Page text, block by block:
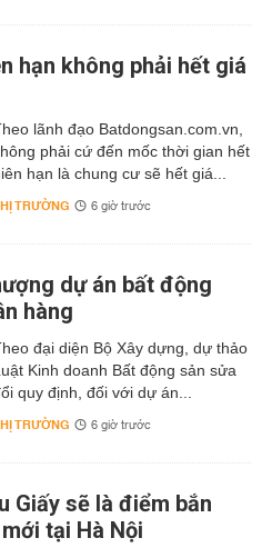
hạn không phải hết giá
lãnh đạo Batdongsan.com.vn,
phải cứ đến mốc thời gian hết
hạn là chung cư sẽ hết giá...
TRƯỜNG 6 giờ trước
dự án bất động
hàng
đại diện Bộ Xây dựng, dự thảo
Kinh doanh Bất động sản sửa
quy định, đối với dự án...
TRƯỜNG 6 giờ trước
Giấy sẽ là điểm bắn
tại Hà Nội